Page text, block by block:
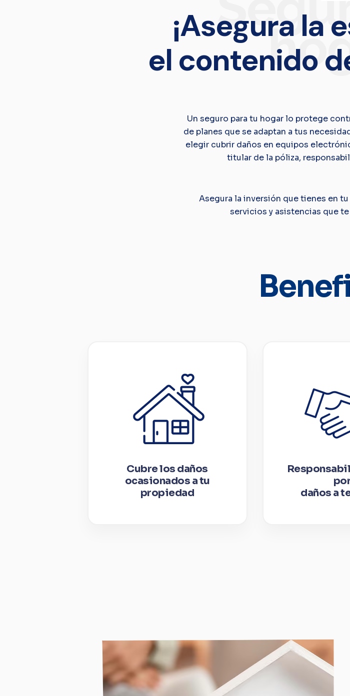
¡Asegura la
el contenido
Un seguro para tu hogar lo protege
de planes que se adaptan a tus
elegir cubrir daños en equipos
titular de la póliza,
Asegura la inversión que tienes en
servicios y asistencias que
Cubre los daños
ocasionados a tu
propiedad
daños a